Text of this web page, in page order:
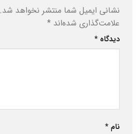
نشانی ایمیل شما منتشر نخواهد شد.
علامت‌گذاری شده‌اند *
دیدگاه *
نام *